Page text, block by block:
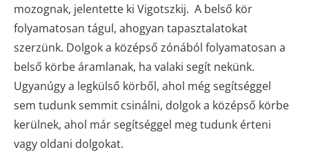
mozognak, jelentette ki Vigotszkij. A belső kör
folyamatosan tágul, ahogyan tapasztalatokat
szerzünk. Dolgok a középső zónából folyamatosan a
belső körbe áramlanak, ha valaki segít nekünk.
Ugyanúgy a legkülső körből, ahol még segítséggel
sem tudunk semmit csinálni, dolgok a középső körbe
kerülnek, ahol már segítséggel meg tudunk érteni
vagy oldani dolgokat.